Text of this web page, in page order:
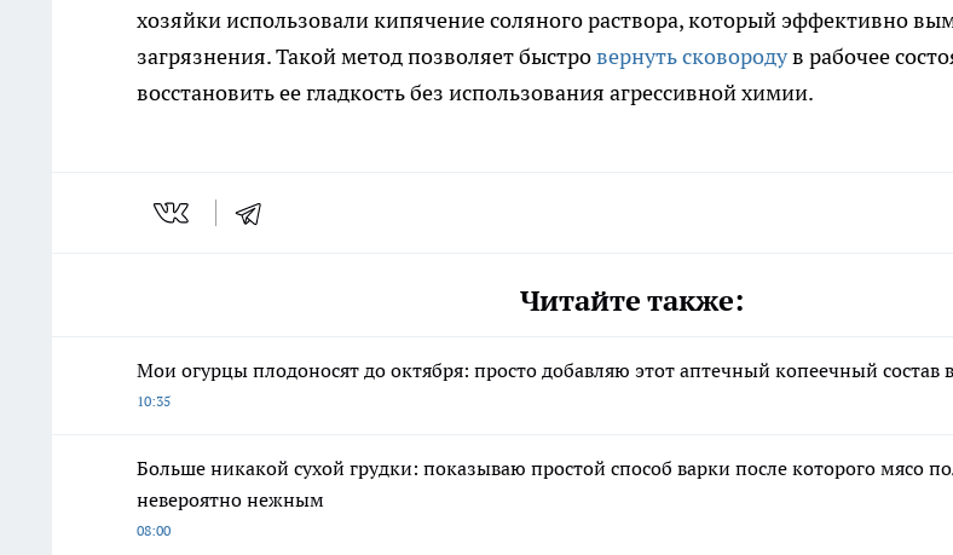
хозяйки использовали кипячение соляного раствора, который эффективно
загрязнения. Такой метод позволяет быстровернуть сковородув рабочее
восстановить ее гладкость без использования агрессивной химии.
Читайте также:
Мои огурцы плодоносят до октября: просто добавляю этот аптечный копеечный состав
10:35
Больше никакой сухой грудки: показываю простой способ варки после которого мясо
невероятно нежным
08:00